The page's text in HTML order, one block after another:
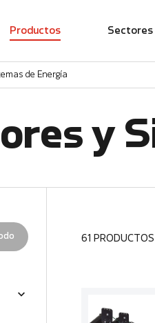
Productos Sectores
de Energía
y
61 PRODUCTOS